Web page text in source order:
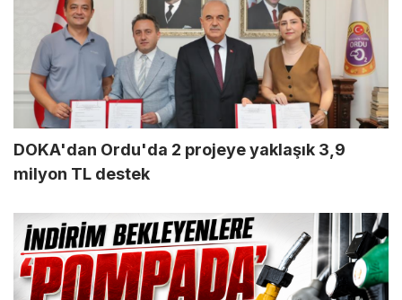
DOKA'dan Ordu'da 2 projeye yaklaşık 3,9
milyon TL destek